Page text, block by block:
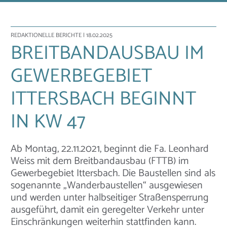
REDAKTIONELLE BERICHTE | 18.02.2025
BREITBANDAUSBAU IM
GEWERBEGEBIET
ITTERSBACH BEGINNT
IN KW 47
Ab Montag, 22.11.2021, beginnt die Fa. Leonhard
Weiss mit dem Breitbandausbau (FTTB) im
Gewerbegebiet Ittersbach. Die Baustellen sind als
sogenannte „Wanderbaustellen“ ausgewiesen
und werden unter halbseitiger Straßensperrung
ausgeführt, damit ein geregelter Verkehr unter
Einschränkungen weiterhin stattfinden kann.